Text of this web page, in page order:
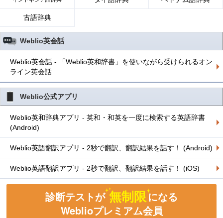
古語辞典
Weblio英会話
Weblio英会話 - 「Weblio英和辞書」を使いながら受けられるオン
ライン英会話
Weblio公式アプリ
Weblio英和辞典アプリ - 英和・和英を一度に検索する英語辞書
(Android)
Weblio英語翻訳アプリ - 2秒で翻訳、翻訳結果を話す！ (Android)
Weblio英語翻訳アプリ - 2秒で翻訳、翻訳結果を話す！ (iOS)
診断テストが 無制限になる
Weblioプレミアム会員